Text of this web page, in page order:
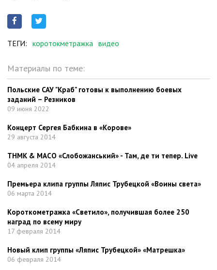
ТЕГИ: коротокметражка видео
Материалы по теме:
Польские САУ "Краб" готовы к выполнению боевых
заданий – Резников
09 июня 2022
Концерт Сергея Бабкина в «Корове»
29 августа 2014
ТНМК & МАСО «Слобожанський» - Там, де ти тепер. Live
04 апреля 2014
Премьера клипа группы Ляпис Трубецкой «Воины света»
06 марта 2014
Короткометражка «Светило», получившая более 250
наград по всему миру
17 февраля 2014
Новый клип группы «Ляпис Трубецкой» «Матрешка»
06 февраля 2014